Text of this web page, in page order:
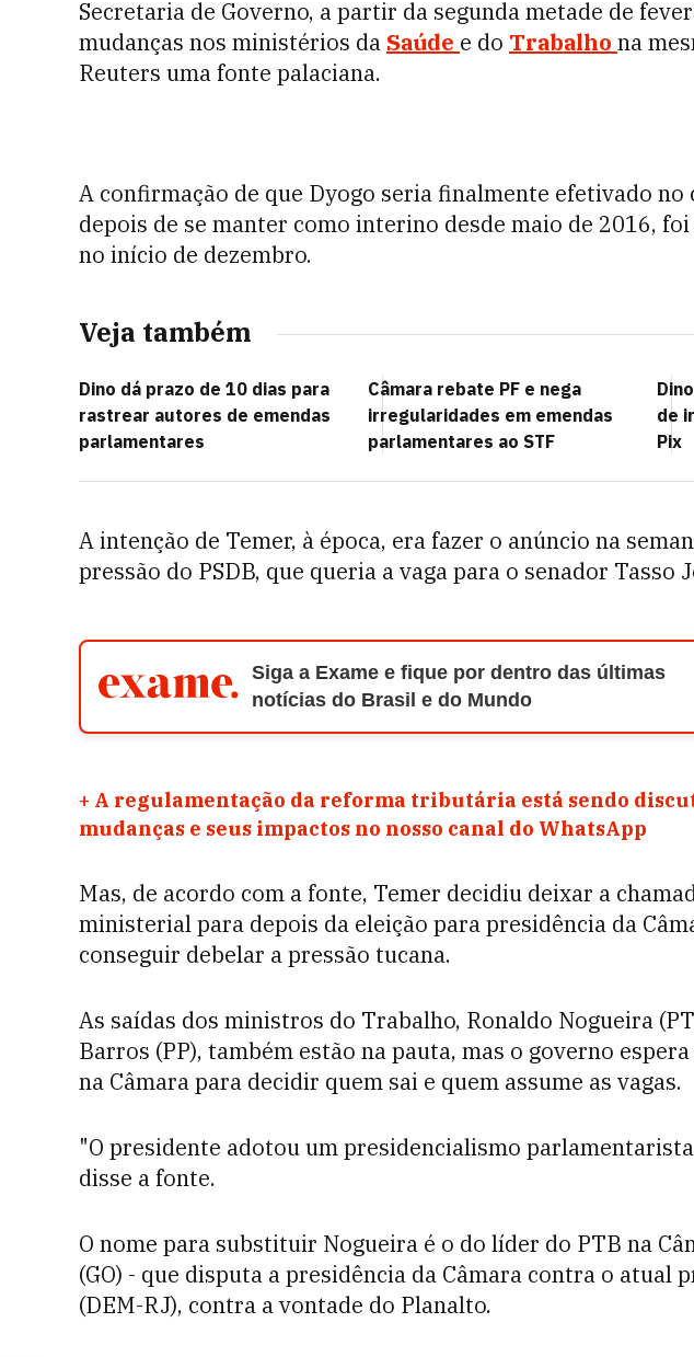
Secretaria de Governo, a partir da segunda metade de
mudanças nos ministérios da Saúde e do Trabalho na
Reuters uma fonte palaciana.
A confirmação de que Dyogo seria finalmente efetivado
depois de se manter como interino desde maio de 2016,
no início de dezembro.
Veja também
Dino dá prazo de 10 dias para
rastrear autores de emendas
parlamentares
Câmara rebate PF e nega
irregularidades em emendas
parlamentares ao STF
de
Pix
A intenção de Temer, à época, era fazer o anúncio na
pressão do PSDB, que queria a vaga para o senador Tasso
Siga a Exame e fique por dentro das últimas
notícias do Brasil e do Mundo
+ A regulamentação da reforma tributária está sendo
mudanças e seus impactos no nosso canal do WhatsApp
Mas, de acordo com a fonte, Temer decidiu deixar a
ministerial para depois da eleição para presidência da
conseguir debelar a pressão tucana.
As saídas dos ministros do Trabalho, Ronaldo Nogueira
Barros (PP), também estão na pauta, mas o governo
na Câmara para decidir quem sai e quem assume as vagas.
"O presidente adotou um presidencialismo
disse a fonte.
O nome para substituir Nogueira é o do líder do PTB na
(GO) - que disputa a presidência da Câmara contra o atual
(DEM-RJ), contra a vontade do Planalto.